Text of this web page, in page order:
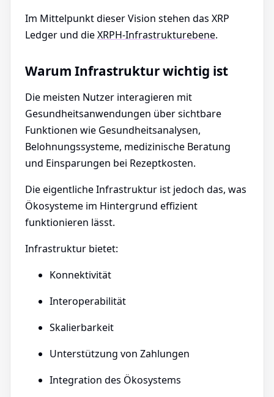
Im Mittelpunkt dieser Vision stehen das XRP
Ledger und dieXRPH-Infrastrukturebene.
Warum Infrastruktur wichtig ist
Die meisten Nutzer interagieren mit
Gesundheitsanwendungen über sichtbare
Funktionen wie Gesundheitsanalysen,
Belohnungssysteme, medizinische Beratung
und Einsparungen bei Rezeptkosten.
Die eigentliche Infrastruktur ist jedoch das, was
Ökosysteme im Hintergrund effizient
funktionieren lässt.
Infrastruktur bietet:
Konnektivität
Interoperabilität
Skalierbarkeit
Unterstützung von Zahlungen
Integration des Ökosystems